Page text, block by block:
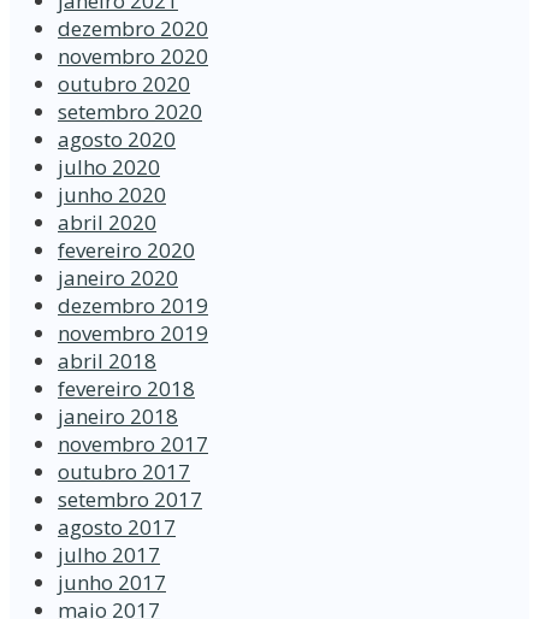
dezembro 2020
novembro 2020
outubro 2020
setembro 2020
agosto 2020
julho 2020
junho 2020
abril 2020
fevereiro 2020
janeiro 2020
dezembro 2019
novembro 2019
abril 2018
fevereiro 2018
janeiro 2018
novembro 2017
outubro 2017
setembro 2017
agosto 2017
julho 2017
junho 2017
maio 2017